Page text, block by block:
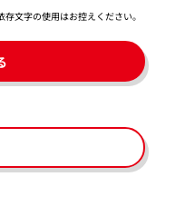
文字の使用はお控えください。​